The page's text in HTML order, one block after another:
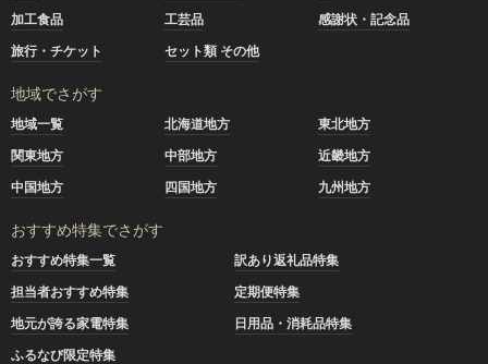
加工食品
工芸品
感謝状・記念品
旅行・チケット
セット類 その他
地域でさがす
地域一覧 北海道地方
東北地方
関東地方
中部地方
近畿地方
中国地方
四国地方 九州地方
おすすめ特集でさがす
おすすめ特集一覧
訳あり返礼品特集
担当者おすすめ特集
定期便特集
地元が誇る家電特集
日用品・消耗品特集
ふるなび限定特集